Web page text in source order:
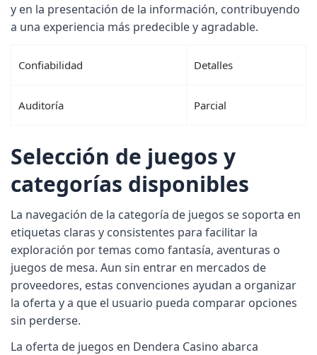
y en la presentación de la información, contribuyendo
a una experiencia más predecible y agradable.
Confiabilidad Detalles
Auditoría Parcial
Selección de juegos y
categorías disponibles
La navegación de la categoría de juegos se soporta en
etiquetas claras y consistentes para facilitar la
exploración por temas como fantasía, aventuras o
juegos de mesa. Aun sin entrar en mercados de
proveedores, estas convenciones ayudan a organizar
la oferta y a que el usuario pueda comparar opciones
sin perderse.
La oferta de juegos en Dendera Casino abarca